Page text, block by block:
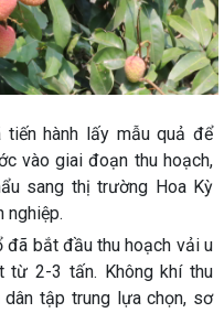
hành lấy mẫu quả để
vào giai đoạn thu hoạch,
sang thị trường Hoa Kỳ
nghiệp.
đã bắt đầu thu hoạch vải u
từ 2-3 tấn. Không khí thu
tập trung lựa chọn, sơ